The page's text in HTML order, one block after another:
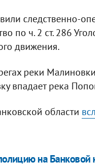
следственно-
по ч. 2 ст. 286
движения.
реки
впадает река
области
на Банковой